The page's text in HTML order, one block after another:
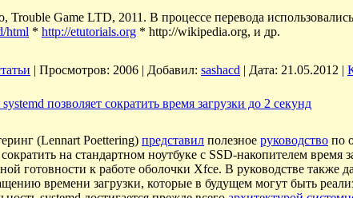
Trouble Game LTD, 2011. В процессе перевода
html * http://etutorials.org * http://wikipedia.org, и др.
| Просмотров: 2006 | Добавил: sashacd | Дата: 21.05.2012 |
позволяет сократить время загрузки до 2 секунд
(Lennart Poettering) представил полезное руководство по
на стандартном ноутбуке с SSD-накопителем время
готовности к работе оболочки Xfce. В руководстве также
времени загрузки, которые в будущем могут быть